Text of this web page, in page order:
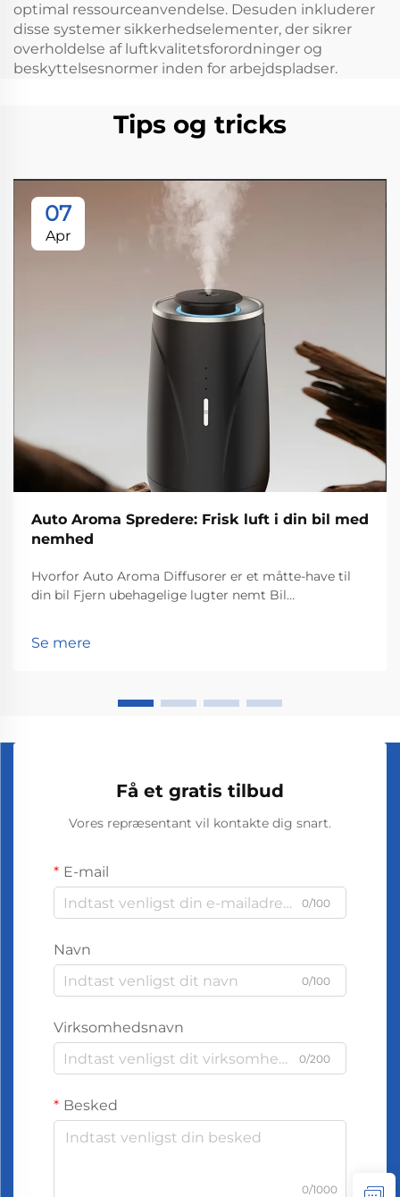
optimal ressourceanvendelse. Desuden inkluderer
disse systemer sikkerhedselementer, der sikrer
overholdelse af luftkvalitetsforordninger og
beskyttelsesnormer inden for arbejdspladser.
Tips og tricks
07
Apr
Auto Aroma Spredere: Frisk luft i din bil med
nemhed
Hvorfor Auto Aroma Diffusorer er et måtte-have til
din bil Fjern ubehagelige lugter nemt Bil
holde tingene duftende, mens man kører rundt. De
Se mere
Få et gratis tilbud
Vores repræsentant vil kontakte dig snart.
E-mail
0/100
Navn
0/100
Virksomhedsnavn
0/200
Besked
0/1000